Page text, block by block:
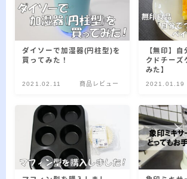
カテゴリー
アーカイブ
ア
ダイソーで加湿器(円柱型)を
買ってみた！
2021.02.11 商品レビュー
【無印】
クドチーズ
みた】
2021.01.19